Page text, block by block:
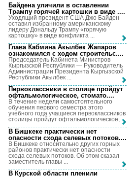
Байдена уличили в оставлении
Трампу горячей картошки в виде ....
Уходящий президент США Джо Байден
оставил избранному американскому
лидеру Дональду Трампу «горячую
картошку» в виде конфликта ...
Глава Кабмина Акылбек Жапаров
ознакомился с ходом строительс....
Председатель Кабинета Министров
Кыргызской Республики — Руководитель
Администрации Президента Кыргызской
Республики Акылбек ...
Первоклассники в столице пройдут
офтальмологическое, стомато....
В течение недели самостоятельного
обучения первого семестра этого
учебного года учащиеся первоклассников
столицы пройдут офтальмологическое, ...
В Бишкеке практически нет
опасности схода селевых потоков....
В Бишкеке относительно других горных
районов практически нет опасности
схода селевых потоков. Об этом сказал
заместитель главы ...
В Курской области пленили